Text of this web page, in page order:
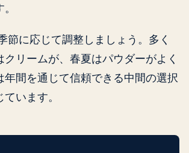
節に応じて調整しましょう。多く
リームが、春夏はパウダーがよく
年間を通じて信頼できる中間の選択
います。